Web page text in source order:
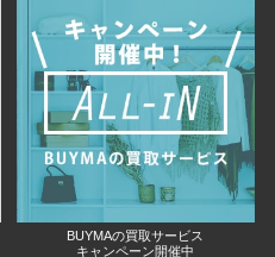
BUYMAの買取サービス
キャンペーン開催中